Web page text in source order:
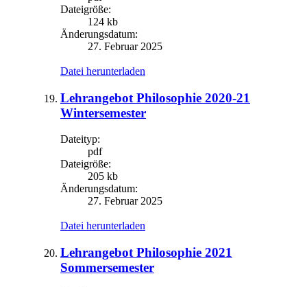
Dateigröße:
124 kb
Änderungsdatum:
27. Februar 2025
Datei herunterladen
Lehrangebot Philosophie 2020-21
Wintersemester
Dateityp:
pdf
Dateigröße:
205 kb
Änderungsdatum:
27. Februar 2025
Datei herunterladen
Lehrangebot Philosophie 2021
Sommersemester